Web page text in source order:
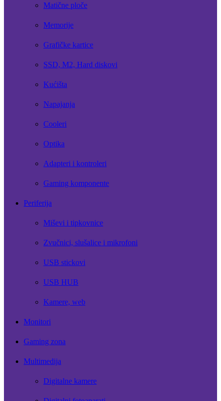
Matične ploče
Memorije
Grafičke kartice
SSD, M2, Hard diskovi
Kućišta
Napajanja
Cooleri
Optika
Adapteri i kontroleri
Gaming komponente
Periferija
Miševi i tipkovnice
Zvučnici, slušalice i mikrofoni
USB stickovi
USB HUB
Kamere, web
Monitori
Gaming zona
Multimedija
Digitalne kamere